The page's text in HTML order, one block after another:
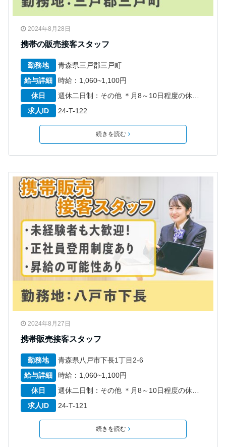
2024年8月28日
携帯の販売接客スタッフ
勤務地
青森県三戸郡三戸町
給与詳細
時給：1,060~1,100円
休日
週休二日制：その他 ＊月8～10日程度の休日 ＊6カ月経過後の年次有給休暇日数10日
求人ID
24-T-122
続きを読む
2024年8月27日
携帯販売接客スタッフ
勤務地
青森県八戸市下長1丁目2-6
給与詳細
時給：1,060~1,100円
休日
週休二日制：その他 ＊月8～10日程度の休日 ＊6カ月経過後の年次有給休暇日数10日
求人ID
24-T-121
続きを読む